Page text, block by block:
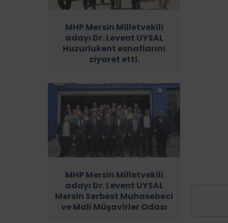
MHP Mersin Milletvekili
adayı Dr. Levent UYSAL
Huzurlukent esnaflarını
ziyaret etti.
MHP Mersin Milletvekili
adayı Dr. Levent UYSAL
Mersin Serbest Muhasebeci
ve Mali Müşavirler Odası